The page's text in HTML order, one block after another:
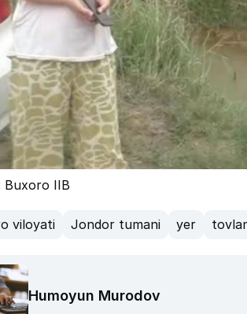
Buxoro IIB
viloyati Jondor tumani yer
Humoyun Murodov